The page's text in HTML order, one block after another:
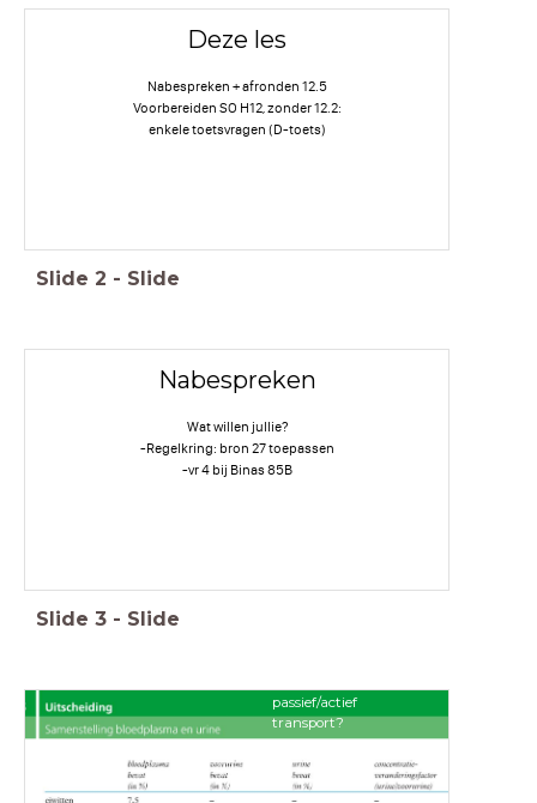
Deze les
Nabespreken + afronden 12.5
Voorbereiden SO H12, zonder 12.2:
enkele toetsvragen (D-toets)
Slide 2 - Slide
Nabespreken
Wat willen jullie?
-Regelkring: bron 27 toepassen
-vr 4 bij Binas 85B
Slide 3 - Slide
passief/actief
transport?